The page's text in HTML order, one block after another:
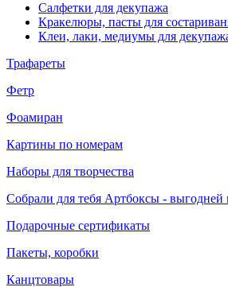
Салфетки для декупажа
Кракелюры, пасты для
Клеи, лаки, медиумы для
Трафареты
Фетр
Фоамиран
Картины по номерам
Наборы для творчества
Собрали для тебя Артбоксы - выгодней
Подарочные сертификаты
Пакеты, коробки
Канцтовары